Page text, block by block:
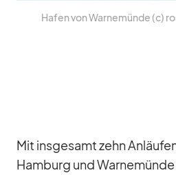
Ha­fen von War­ne­münde (c)
Mit ins­ge­samt zehn
Ham­burg und